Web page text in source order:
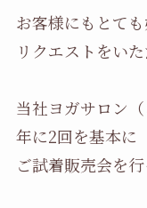
お客様にもとて
リクエストをい
当社ヨガサロン
年に2回を基本に
ご試着販売会を行